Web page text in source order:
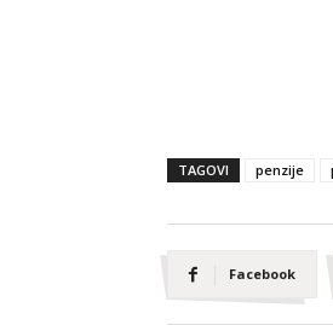
TAGOVI penzije
Facebook